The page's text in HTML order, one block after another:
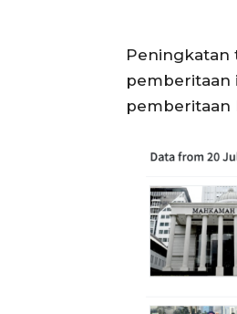
Peningkatan
pemberitaan
pemberitaan